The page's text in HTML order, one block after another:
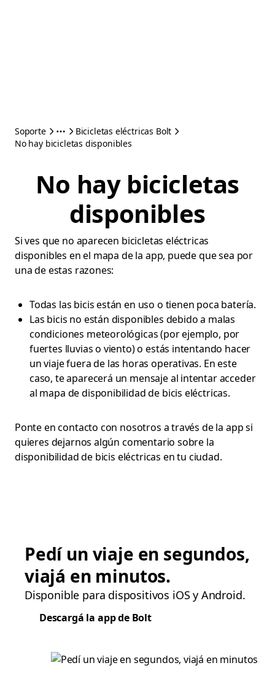
Soporte
Bicicletas eléctricas Bolt
No hay bicicletas disponibles
No hay bicicletas
disponibles
Si ves que no aparecen bicicletas eléctricas
disponibles en el mapa de la app, puede que sea por
una de estas razones:
Todas las bicis están en uso o tienen poca batería.
Las bicis no están disponibles debido a malas
condiciones meteorológicas (por ejemplo, por
fuertes lluvias o viento) o estás intentando hacer
un viaje fuera de las horas operativas. En este
caso, te aparecerá un mensaje al intentar acceder
al mapa de disponibilidad de bicis eléctricas.
Ponte en contacto con nosotros a través de la app si
quieres dejarnos algún comentario sobre la
disponibilidad de bicis eléctricas en tu ciudad.
Pedí un viaje en segundos,
viajá en minutos.
Disponible para dispositivos iOS y Android.
Descargá la app de Bolt